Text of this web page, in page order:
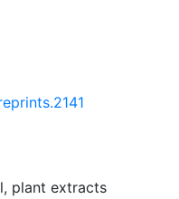
plant extracts